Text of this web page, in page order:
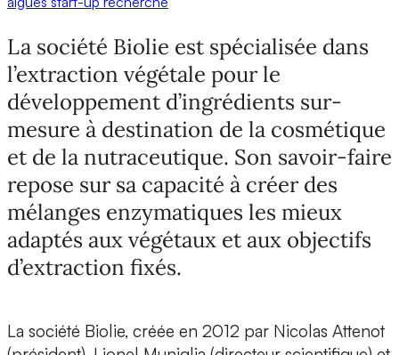
La société Biolie est spécialisée dans
l’extraction végétale pour le
développement d’ingrédients sur-
mesure à destination de la cosmétique
et de la nutraceutique. Son savoir-faire
repose sur sa capacité à créer des
mélanges enzymatiques les mieux
adaptés aux végétaux et aux objectifs
d’extraction fixés.
La société Biolie, créée en 2012 par Nicolas Attenot